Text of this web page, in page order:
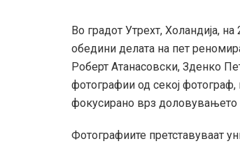
Во градот Утрехт, Холандија,
обедини делата на пет
Роберт Атанасовски, Зденко
фотографии од секој
фокусирано врз
Фотографиите претставуваат